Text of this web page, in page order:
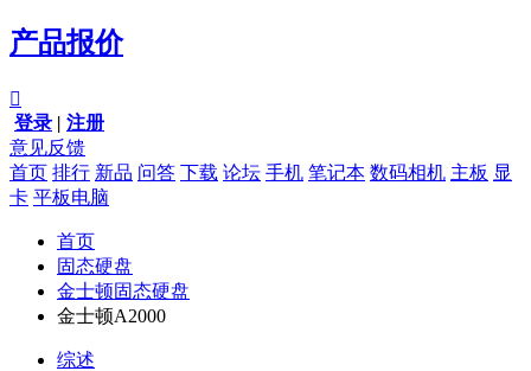
产品报价

登录 | 注册
意见反馈
首页 排行 新品 问答 下载 论坛 手机 笔记本 数码相机 主板 显
卡 平板电脑
首页
固态硬盘
金士顿固态硬盘
金士顿A2000
综述